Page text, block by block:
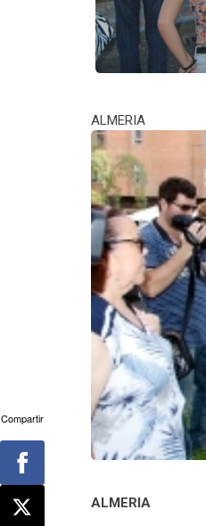
ALMERIA
ALMERIA
Compartir